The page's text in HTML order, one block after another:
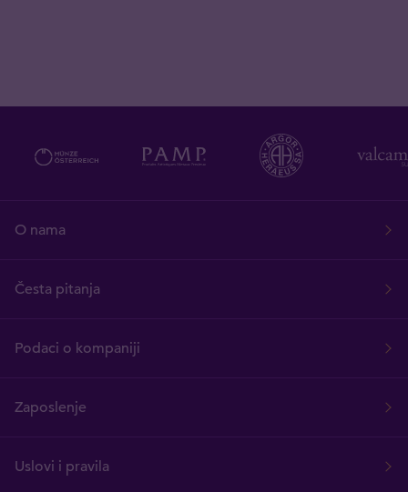
O nama
Česta pitanja
Podaci o kompaniji
Zaposlenje
Uslovi i pravila